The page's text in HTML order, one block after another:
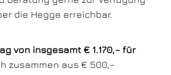
die Hegge erreichbar.
von insgesamt € 1.170,– für
zusammen aus € 500,–